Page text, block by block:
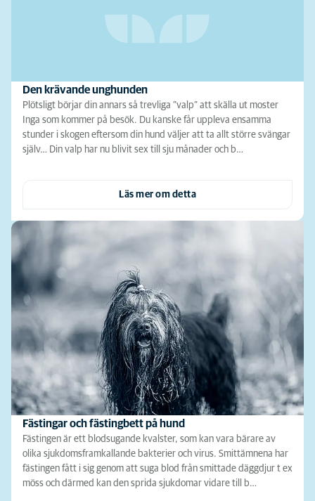
Den krävande unghunden
Plötsligt börjar din annars så trevliga ”valp” att skälla ut moster
Inga som kommer på besök. Du kanske får uppleva ensamma
stunder i skogen eftersom din hund väljer att ta allt större svängar
själv… Din valp har nu blivit sex till sju månader och b…
Läs mer om detta
Fästingar och fästingbett på hund
Fästingen är ett blodsugande kvalster, som kan vara bärare av
olika sjukdomsframkallande bakterier och virus. Smittämnena har
fästingen fått i sig genom att suga blod från smittade däggdjur t ex
möss och därmed kan den sprida sjukdomar vidare till b…